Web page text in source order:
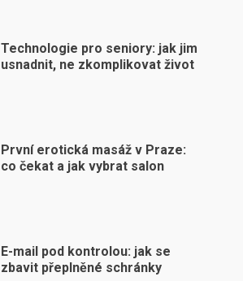
Technologie pro seniory: jak jim
usnadnit, ne zkomplikovat život
První erotická masáž v Praze:
co čekat a jak vybrat salon
E-mail pod kontrolou: jak se
zbavit přeplněné schránky